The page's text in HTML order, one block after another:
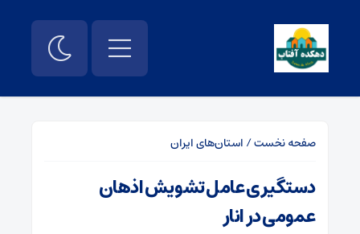
صفحه نخست/ استان‌های ایران
دستگیری عامل تشویش اذهان
عمومی در انار